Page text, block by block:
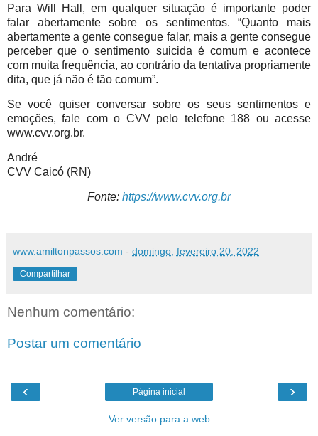
Para Will Hall, em qualquer situação é importante poder
falar abertamente sobre os sentimentos. “Quanto mais
abertamente a gente consegue falar, mais a gente consegue
perceber que o sentimento suicida é comum e acontece
com muita frequência, ao contrário da tentativa propriamente
dita, que já não é tão comum”.
Se você quiser conversar sobre os seus sentimentos e
emoções, fale com o CVV pelo telefone 188 ou acesse
www.cvv.org.br.
André
CVV Caicó (RN)
Fonte: https://www.cvv.org.br
www.amiltonpassos.com - domingo, fevereiro 20, 2022
Compartilhar
Nenhum comentário:
Postar um comentário
‹ ›
Página inicial
Ver versão para a web